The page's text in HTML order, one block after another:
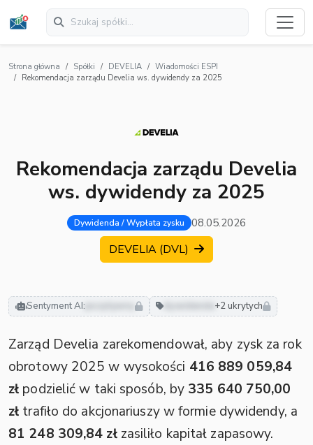
Strona główna Spółki DEVELIA
Wiadomości ESPI
Rekomendacja zarządu Develia ws. dywidendy za 2025
Rekomendacja zarządu Develia
ws. dywidendy za 2025
Dywidenda / Wypłata zysku 08.05.2026
DEVELIA (DVL)
Sentyment AI: pozytywny +2 ukrytych
Zarząd Develia zarekomendował, aby zysk za rok
obrotowy 2025 w wysokości 416 889 059,84
zł podzielić w taki sposób, by 335 640 750,00
zł trafiło do akcjonariuszy w formie dywidendy, a
81 248 309,84 złzasiliło kapitał zapasowy.